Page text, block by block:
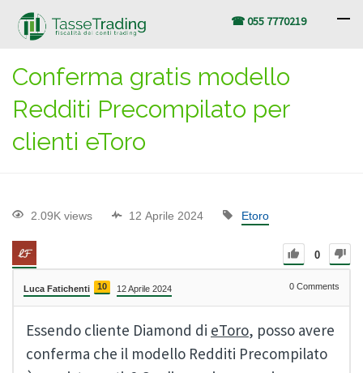
☎ 055 7770219
Conferma gratis modello
Redditi Precompilato per
clienti eToro
2.09K views 12 Aprile 2024 Etoro
0
Luca Fatichenti 10 12 Aprile 2024 0 Comments
Essendo cliente Diamond di eToro, posso avere
conferma che il modello Redditi Precompilato